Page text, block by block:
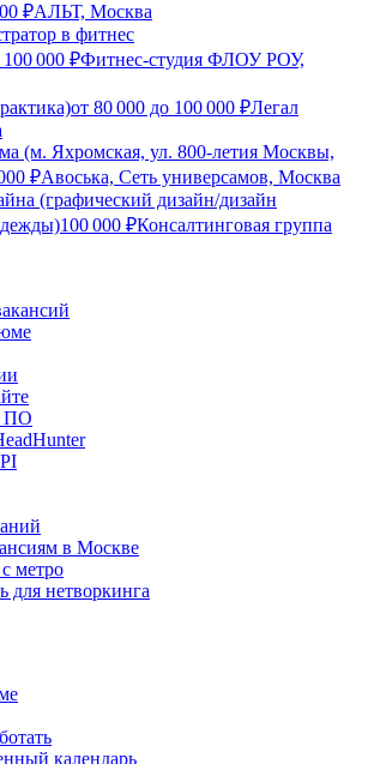
₽АЛЬТ, Москва
в фитнес
100 000 ₽Фитнес-студия ФЛОУ РОУ,
от 80 000 до 100 000 ₽Легал
(м. Яхромская, ул. 800-летия Москвы,
₽Авоська, Cеть универсамов, Москва
(графический дизайн/дизайн
100 000 ₽Консалтинговая группа
ПО
в Москве
метро
для нетворкинга
календарь